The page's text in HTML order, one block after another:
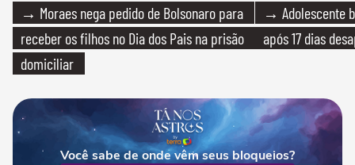
→ Moraes nega pedido de Bolsonaro para
receber os filhos no Dia dos Pais na prisão
domiciliar
→ Adolescente
após 17 dias
Você sabe de onde vêm seus bloqueios?